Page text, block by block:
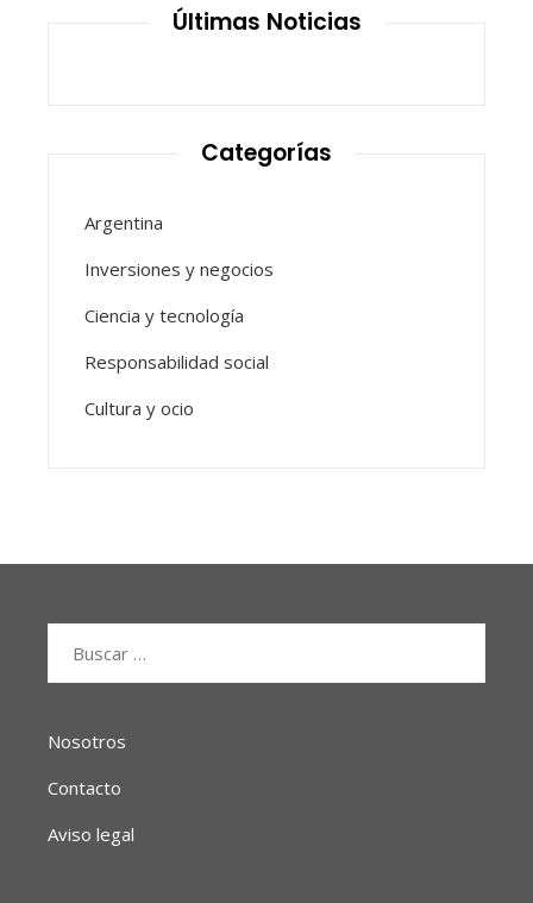
Últimas Noticias
Categorías
Argentina
Inversiones y negocios
Ciencia y tecnología
Responsabilidad social
Cultura y ocio
Nosotros
Contacto
Aviso legal